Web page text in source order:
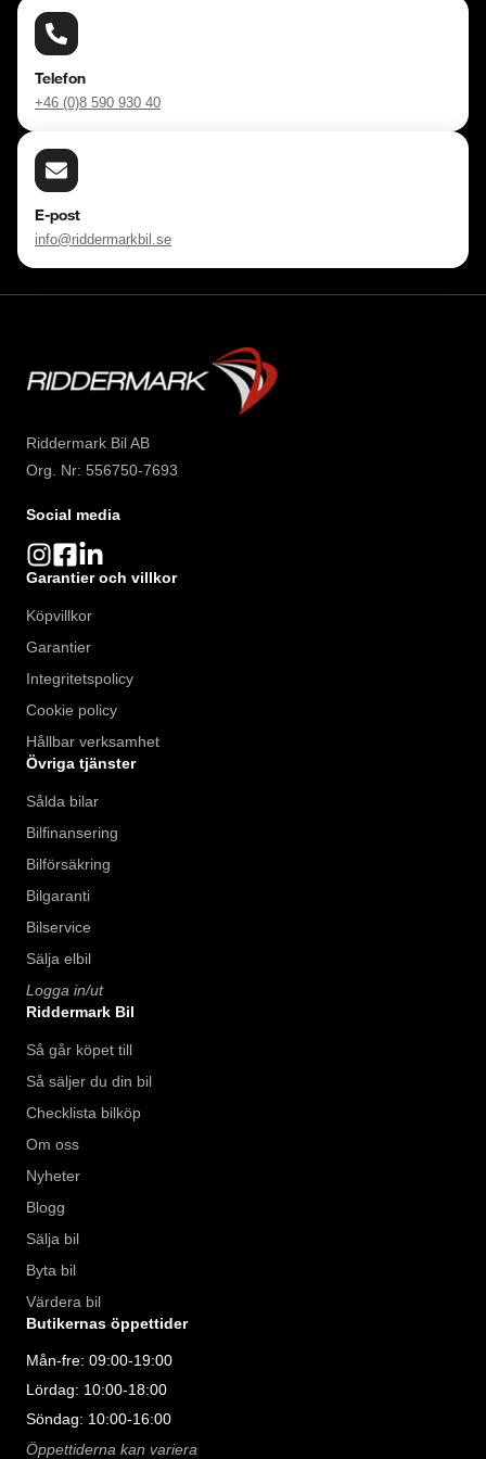
Telefon
+46 (0)8 590 930 40
E-post
info@riddermarkbil.se
Riddermark Bil AB
Org. Nr: 556750-7693
Social media
Garantier och villkor
Köpvillkor
Garantier
Integritetspolicy
Cookie policy
Hållbar verksamhet
Övriga tjänster
Sålda bilar
Bilfinansering
Bilförsäkring
Bilgaranti
Bilservice
Sälja elbil
Logga in/ut
Riddermark Bil
Så går köpet till
Så säljer du din bil
Checklista bilköp
Om oss
Nyheter
Blogg
Sälja bil
Byta bil
Värdera bil
Butikernas öppettider
Mån-fre: 09:00-19:00
Lördag: 10:00-18:00
Söndag: 10:00-16:00
Öppettiderna kan variera